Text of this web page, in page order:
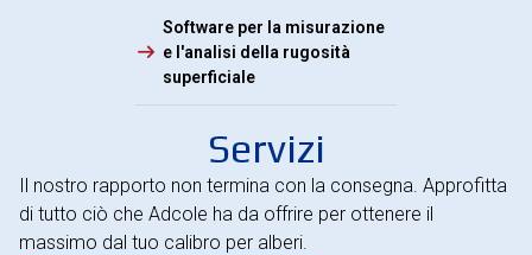
Software per la misurazione
e l'analisi della rugosità
superficiale
Servizi
Il nostro rapporto non termina con la consegna. Approfitta
di tutto ciò che Adcole ha da offrire per ottenere il
massimo dal tuo calibro per alberi.